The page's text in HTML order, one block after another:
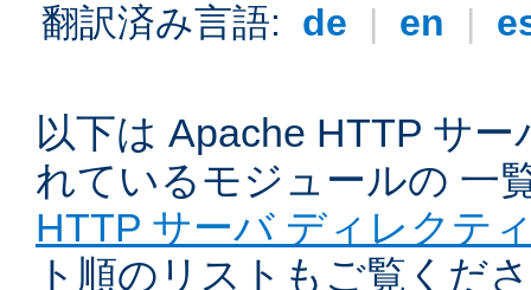
翻訳済み言語: de | en |
以下は Apache HTTP サ
れているモジュールの 一
HTTP サーバ ディレクテ
ト順のリストもご覧くだ